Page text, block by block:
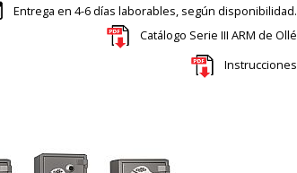
Entrega en 4-6 días laborables, según disponibilidad.
Catálogo Serie III ARM de Ollé
Instrucciones